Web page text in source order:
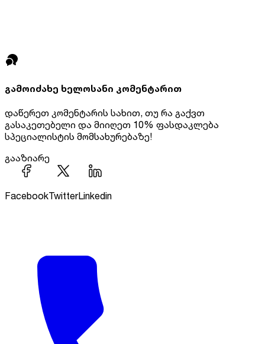
გამოიძახე ხელოსანი კომენტარით
დაწერეთ კომენტარის სახით, თუ რა გაქვთ
გასაკეთებელი და მიიღეთ 10% ფასდაკლება
სპეციალისტის მომსახურებაზე!
გააზიარე
FacebookTwitterLinkedin